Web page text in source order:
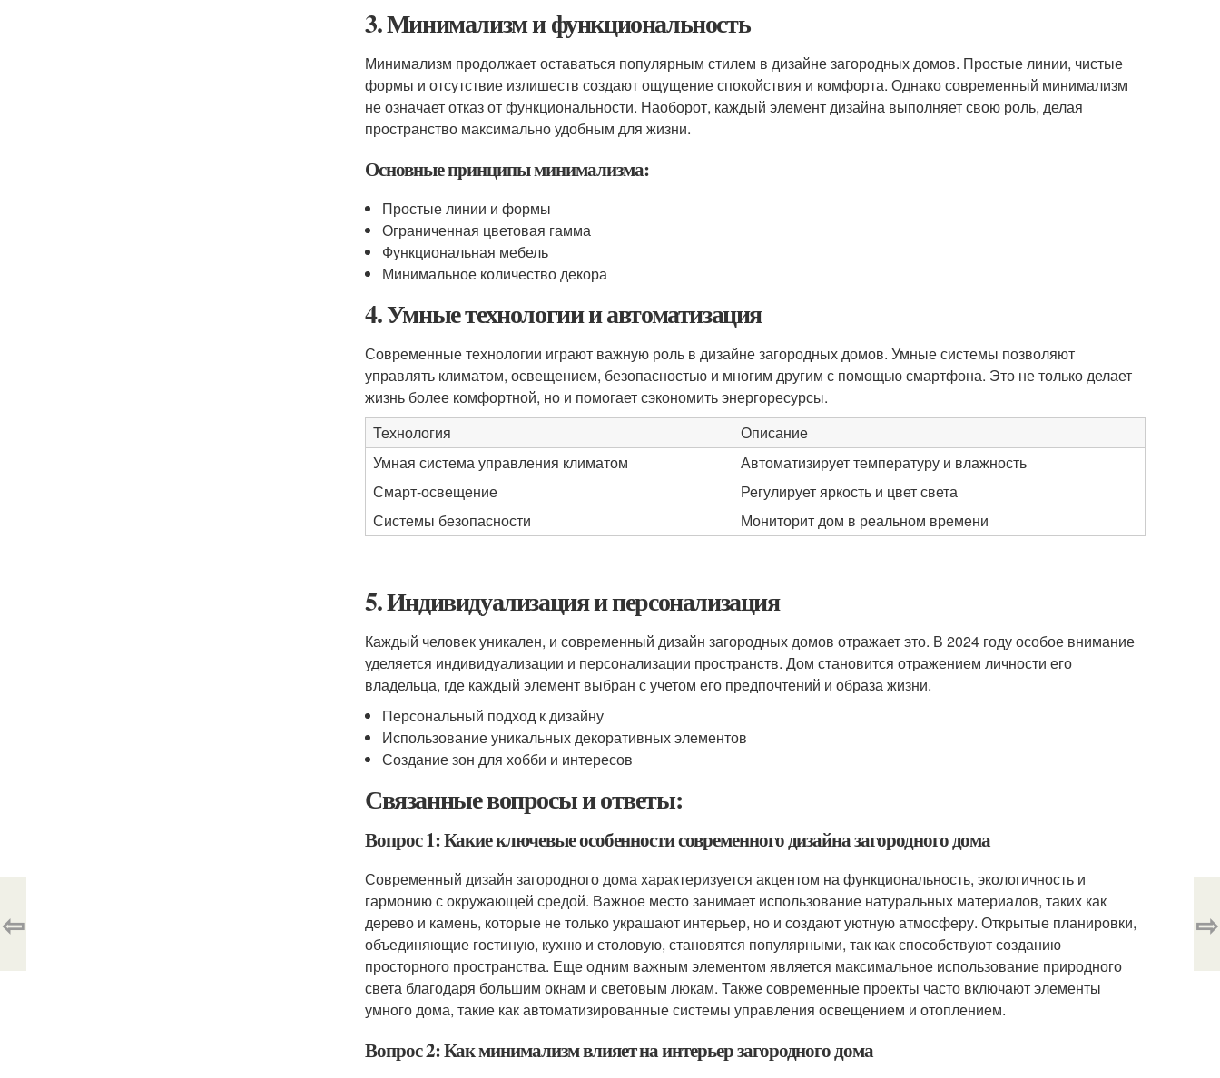
3. Минимализм и функциональность
Минимализм продолжает оставаться популярным стилем в дизайне загородных домов. Простые линии, чистые
формы и отсутствие излишеств создают ощущение спокойствия и комфорта. Однако современный минимализм
не означает отказ от функциональности. Наоборот, каждый элемент дизайна выполняет свою роль, делая
пространство максимально удобным для жизни.
Основные принципы минимализма:
Простые линии и формы
Ограниченная цветовая гамма
Функциональная мебель
Минимальное количество декора
4. Умные технологии и автоматизация
Современные технологии играют важную роль в дизайне загородных домов. Умные системы позволяют
управлять климатом, освещением, безопасностью и многим другим с помощью смартфона. Это не только делает
жизнь более комфортной, но и помогает сэкономить энергоресурсы.
Технология
Описание
Умная система управления климатом
Автоматизирует температуру и влажность
Смарт-освещение
Регулирует яркость и цвет света
Системы безопасности
Мониторит дом в реальном времени
5. Индивидуализация и персонализация
Каждый человек уникален, и современный дизайн загородных домов отражает это. В 2024 году особое внимание
уделяется индивидуализации и персонализации пространств. Дом становится отражением личности его
владельца, где каждый элемент выбран с учетом его предпочтений и образа жизни.
Персональный подход к дизайну
Использование уникальных декоративных элементов
Создание зон для хобби и интересов
Связанные вопросы и ответы:
Вопрос 1: Какие ключевые особенности современного дизайна загородного дома
Современный дизайн загородного дома характеризуется акцентом на функциональность, экологичность и
гармонию с окружающей средой. Важное место занимает использование натуральных материалов, таких как
дерево и камень, которые не только украшают интерьер, но и создают уютную атмосферу. Открытые планировки,
объединяющие гостиную, кухню и столовую, становятся популярными, так как способствуют созданию
просторного пространства. Еще одним важным элементом является максимальное использование природного
света благодаря большим окнам и световым люкам. Также современные проекты часто включают элементы
умного дома, такие как автоматизированные системы управления освещением и отоплением.
Вопрос 2: Как минимализм влияет на интерьер загородного дома
⇦ ⇨